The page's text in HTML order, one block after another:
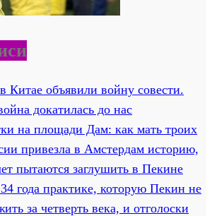
Китае объявили войну совести.
докатилась до нас
на площади Дам: как мать троих
привезла в Амстердам историю,
пытаются заглушить в Пекине
года практике, которую Пекин не
за четверть века, и отголоски